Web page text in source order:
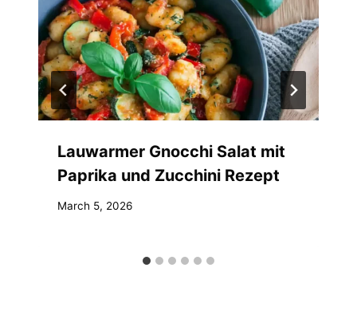
Lauwarmer Gnocchi Salat mit
Paprika und Zucchini Rezept
March 5, 2026